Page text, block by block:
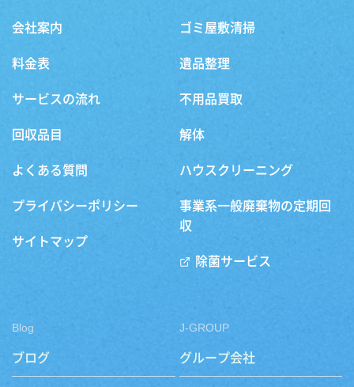
会社案内
料金表
サービスの流れ
回収品目
よくある質問
プライバシーポリシー
サイトマップ
ゴミ屋敷清掃
遺品整理
不用品買取
解体
ハウスクリーニング
事業系一般廃棄物の定期回
収
除菌サービス
Blog
ブログ
J-GROUP
グループ会社